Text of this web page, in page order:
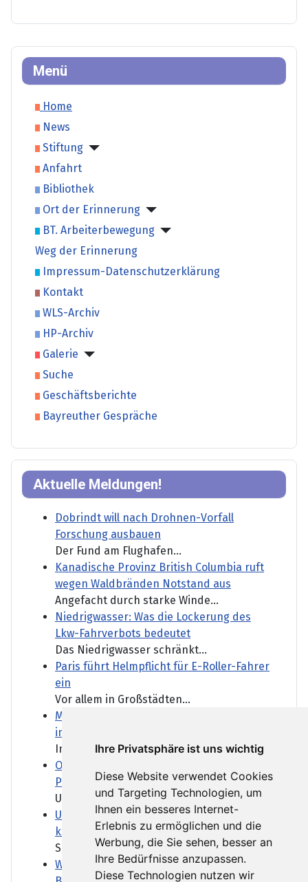
Ihre Privatsphäre ist uns wichtig
Diese Website verwendet Cookies
und Targeting Technologien, um
Ihnen ein besseres Internet-
Erlebnis zu ermöglichen und die
Werbung, die Sie sehen, besser an
Ihre Bedürfnisse anzupassen.
Diese Technologien nutzen wir
Menü
Home
News
Stiftung
Anfahrt
Bibliothek
Ort der Erinnerung
BT. Arbeiterbewegung
Weg der Erinnerung
Impressum-Datenschutzerklärung
Kontakt
WLS-Archiv
HP-Archiv
Galerie
Suche
Geschäftsberichte
Bayreuther Gespräche
Aktuelle Meldungen!
Dobrindt will nach Drohnen-Vorfall
Forschung ausbauen
Der Fund am Flughafen...
Kanadische Provinz British Columbia ruft
wegen Waldbränden Notstand aus
Angefacht durch starke Winde...
Niedrigwasser: Was die Lockerung des
Lkw-Fahrverbots bedeutet
Das Niedrigwasser schränkt...
Paris führt Helmpflicht für E-Roller-Fahrer
ein
Vor allem in Großstädten...
Mutmaßlich ukrainische Drohne explodiert
in Bulgarien
In Bulgarien ist eine Drohne...
Orban-Kritiker Baka soll Ungarns neuer
Präsident werden
Ungarn bekommt einen neuen...
Ukraine und Serbien wollen stärker
kooperieren - trotz Belgrads Kreml-Nähe
Serbien pflegt enge...
Wenn über Wasser verhandelt wird - das